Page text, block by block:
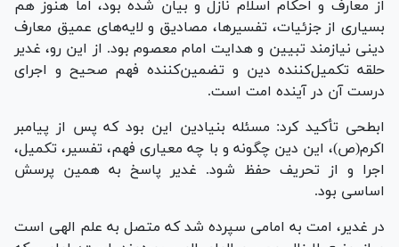
از معارف و احکام اسلام نازل و بیان شده بود، اما هنوز هم
بسیاری از جزئیات، تفسیرها، مصادیق و لایه‌های عمیق معارف
دینی نیازمند تبیین و هدایت امام معصوم بود. از این رو، غدیر
حلقه تکمیل‌کننده دین و تضمین‌کننده فهم صحیح و اجرای
درست آن در آینده امت است.
ابطحی تأکید کرد: مسئله بنیادین این بود که پس از پیامبر
اکرم(ص)، این دین چگونه و با چه معیاری فهم، تفسیر، تکمیل،
اجرا و از تحریف حفظ شود. غدیر پاسخ به همین پرسش
اساسی بود.
در غدیر، امت به امامی سپرده شد که متصل به علم الهی است